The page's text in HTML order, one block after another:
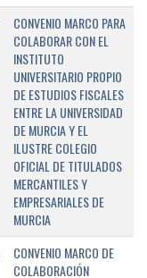
CONVENIO MARCO PARA
COLABORAR CON EL
INSTITUTO
UNIVERSITARIO PROPIO
DE ESTUDIOS FISCALES
ENTRE LA UNIVERSIDAD
DE MURCIA Y EL
ILUSTRE COLEGIO
OFICIAL DE TITULADOS
MERCANTILES Y
EMPRESARIALES DE
MURCIA
CONVENIO MARCO DE
COLABORACIÓN